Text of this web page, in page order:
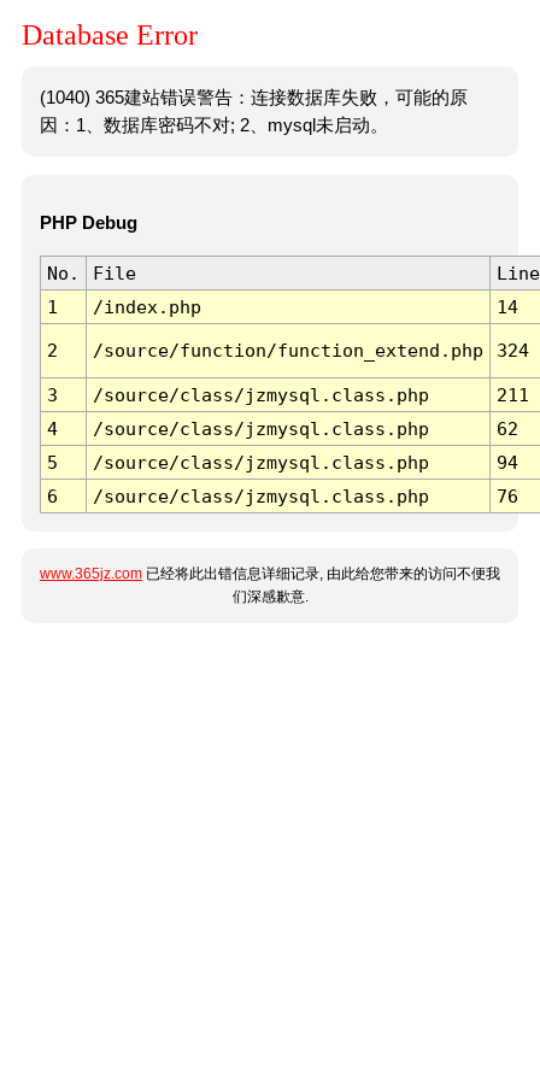
Database Error
(1040) 365建站错误警告：连接数据库失败，可能的原
因：1、数据库密码不对; 2、mysql未启动。
PHP Debug
No. File
Line
1
/index.php 14
2 /source/function/function_extend.php 324
3 /source/class/jzmysql.class.php
211
4
/source/class/jzmysql.class.php
62
5
/source/class/jzmysql.class.php
94
6
/source/class/jzmysql.class.php 76
www.365jz.com 已经将此出错信息详细记录, 由此给您带来的访问不便我
们深感歉意.